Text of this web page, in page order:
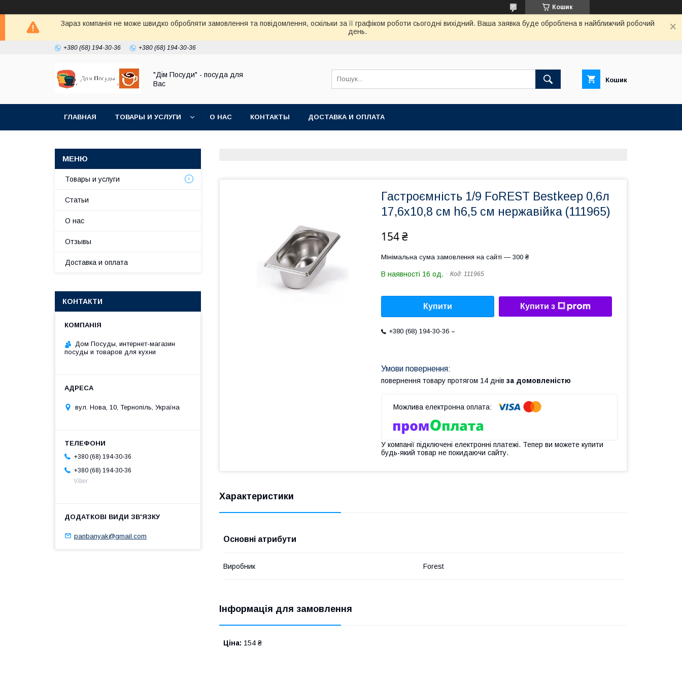
Кошик
Зараз компанія не може швидко обробляти замовлення та повідомлення, оскільки за її графіком роботи сьогодні вихідний. Ваша заявка буде оброблена в найближчий робочий
день.
+380 (68) 194-30-36 +380 (68) 194-30-36
"Дім Посуди" - посуда для
Вас
Кошик
ГЛАВНАЯ ТОВАРЫ И УСЛУГИ О НАС КОНТАКТЫ ДОСТАВКА И ОПЛАТА
Гастроємність 1/9 FoREST Bestkeep 0,6л
17,6х10,8 см h6,5 см нержавійка (111965)
154 ₴
Мінімальна сума замовлення на сайті — 300 ₴
В наявності 16 од. Код: 111965
Купити Купити з
+380 (68) 194-30-36
повернення товару протягом 14 днів за домовленістю
У компанії підключені електронні платежі. Тепер ви можете купити
будь-який товар не покидаючи сайту.
Характеристики
Основні атрибути
Виробник Forest
Інформація для замовлення
Ціна: 154 ₴
Товары и услуги
Статьи
О нас
Отзывы
Доставка и оплата
КОНТАКТИ
Дом Посуды, интернет-магазин
посуды и товаров для кухни
вул. Нова, 10, Тернопіль, Україна
+380 (68) 194-30-36
+380 (68) 194-30-36
Viber
panbanyak@gmail.com